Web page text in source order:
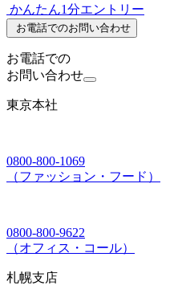
かんたん1分エントリー
お電話でのお問い合わせ
お電話での
お問い合わせ
東京本社
0800-800-1069
（ファッション・フード）
0800-800-9622
（オフィス・コール）
札幌支店